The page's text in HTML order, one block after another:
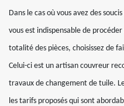
Dans le cas où vous avez des
vous est indispensable de
totalité des pièces, choisissez de
Celui-ci est un artisan couvreur
travaux de changement de tuile.
les tarifs proposés qui sont